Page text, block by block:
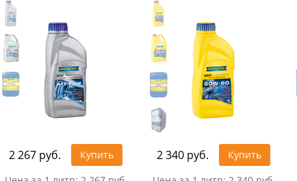
2 267 руб.
Купить
2 340 руб.
Купить